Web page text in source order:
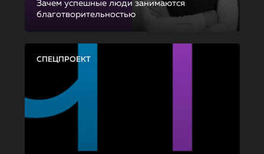
Зачем успешные люди занимаются
благотворительностью
СПЕЦПРОЕКТ